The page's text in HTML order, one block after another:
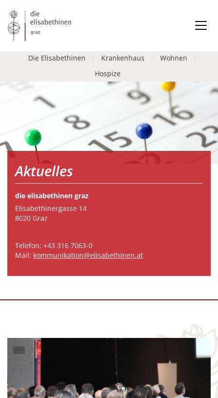
Die Elisabethinen Krankenhaus
Wohnen
Hospize
Aktuelles
die elisabethinen graz
Elisabethinergasse 14
8020 Graz
Telefon: +43 316 7063-0
Mail: kommunikation@elisabethinen.at